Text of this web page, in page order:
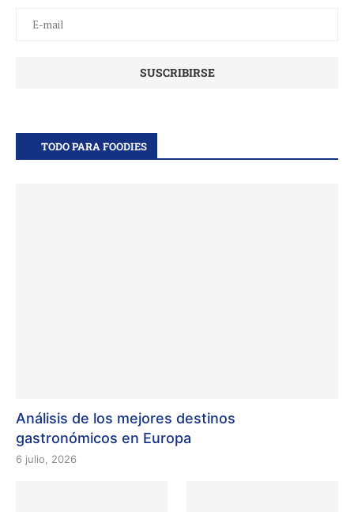
TODO PARA FOODIES
Análisis de los mejores destinos
gastronómicos en Europa
6 julio, 2026